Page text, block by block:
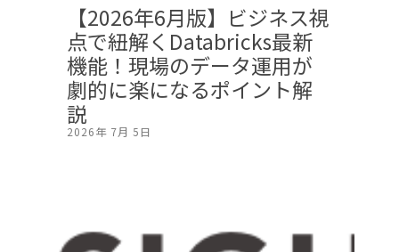
【2026年6月版】ビジネス視
点で紐解くDatabricks最新
機能！現場のデータ運用が
劇的に楽になるポイント解
説
2026年 7月 5日